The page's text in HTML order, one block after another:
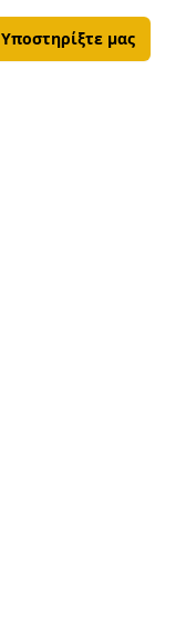
Υποστηρίξτε μας